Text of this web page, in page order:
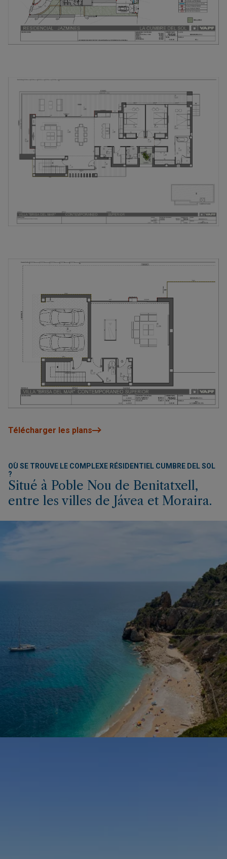
Télécharger les plans
OÙ SE TROUVE LE COMPLEXE RÉSIDENTIEL CUMBRE DEL SOL
?
Situé à Poble Nou de Benitatxell,
entre les villes de Jávea et Moraira.